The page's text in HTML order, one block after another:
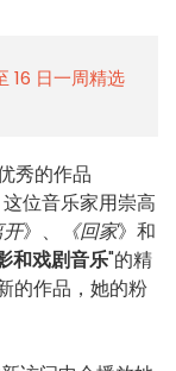
16 日一周精选
秀的作品
位音乐家用崇高
开》、 《回家》和
和戏剧音乐"的精
的作品，她的粉